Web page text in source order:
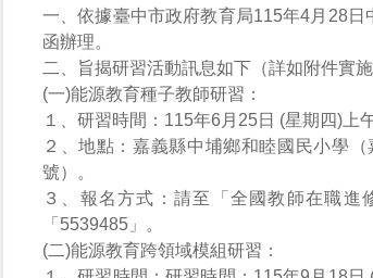
一、依據臺中市政府教育局115年4月28日
函辦理。
二、旨揭研習活動訊息如下（詳如附件實施
(一)能源教育種子教師研習：
１、研習時間：115年6月25日 (星期四)上
２、地點：嘉義縣中埔鄉和睦國民小學
號）。
３、報名方式：請至「全國教師在職進
「5539485」。
(二)能源教育跨領域模組研習：